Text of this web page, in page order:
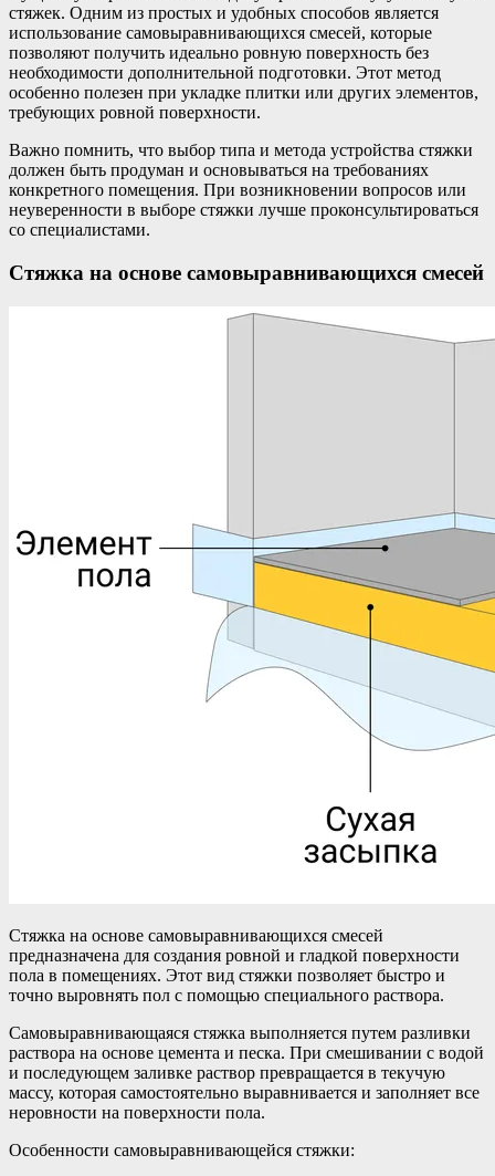
стяжек. Одним из простых и удобных способов является
использование самовыравнивающихся смесей, которые
позволяют получить идеально ровную поверхность без
необходимости дополнительной подготовки. Этот метод
особенно полезен при укладке плитки или других элементов,
требующих ровной поверхности.
Важно помнить, что выбор типа и метода устройства стяжки
должен быть продуман и основываться на требованиях
конкретного помещения. При возникновении вопросов или
неуверенности в выборе стяжки лучше проконсультироваться
со специалистами.
Стяжка на основе самовыравнивающихся смесей
Стяжка на основе самовыравнивающихся смесей
предназначена для создания ровной и гладкой поверхности
пола в помещениях. Этот вид стяжки позволяет быстро и
точно выровнять пол с помощью специального раствора.
Самовыравнивающаяся стяжка выполняется путем разливки
раствора на основе цемента и песка. При смешивании с водой
и последующем заливке раствор превращается в текучую
массу, которая самостоятельно выравнивается и заполняет все
неровности на поверхности пола.
Особенности самовыравнивающейся стяжки: